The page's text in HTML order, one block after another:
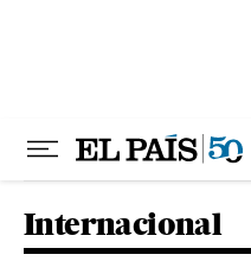
Internacional